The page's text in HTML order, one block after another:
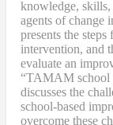
knowledge, skills,
agents of change
presents the
intervention, and
evaluate an
“TAMAM school
discusses the
school-based
overcome these